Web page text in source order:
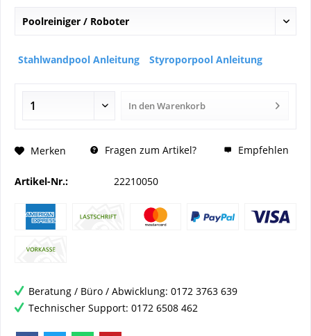
Poolreiniger / Roboter
Stahlwandpool Anleitung Styroporpool Anleitung
In denWarenkorb
Merken Fragen zum Artikel? Empfehlen
Artikel-Nr.: 22210050
Beratung / Büro / Abwicklung: 0172 3763 639
Technischer Support: 0172 6508 462